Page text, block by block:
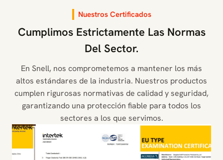
Nuestros Certificados
Cumplimos Estrictamente Las Normas
Del Sector.
En Snell, nos comprometemos a mantener los más
altos estándares de la industria. Nuestros productos
cumplen rigurosas normativas de calidad y seguridad,
garantizando una protección fiable para todos los
sectores a los que servimos.